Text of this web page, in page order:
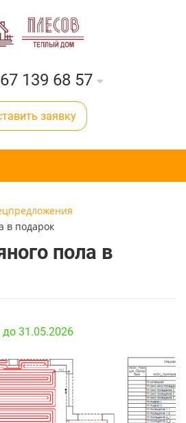
139 68 57
заявку
в подарок
пола в
до 31.05.2026